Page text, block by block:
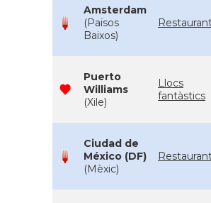
Amsterdam
(Països
Baixos)
Puerto
Williams
(Xile)
Llocs
fantàstics
Ciudad de
México (DF)
(Mèxic)